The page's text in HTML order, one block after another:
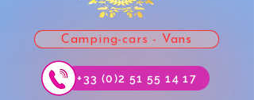
Camping-cars - Vans
+33 (0)2 51 55 14 17